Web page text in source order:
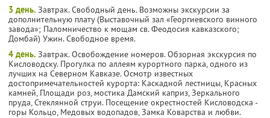
3 день. Завтрак. Cвободный день. Возможны экскурсии за
дополнительную плату (Выставочный зал «Георгиевского винного
завода»; Паломничество к мощам св. Феодосия кавказского;
Домбай) Ужин. Свободное время.
4 день. Завтрак. Освобождение номеров. Обзорная экскурсия по
Кисловодску. Прогулка по аллеям курортного парка, одного из
лучших на Северном Кавказе. Осмотр известных
достопримечательностей курорта: Каскадной лестницы, Красных
камней, Площади роз, мостика Дамский каприз, Зеркального
пруда, Стеклянной струи. Посещение окрестностей Кисловодска -
горы Кольцо, Медовых водопадов, Замка Коварства и любви.